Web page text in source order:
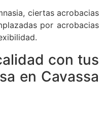
ciertas acrobacias
por acrobacias
con tus
en Cavassa